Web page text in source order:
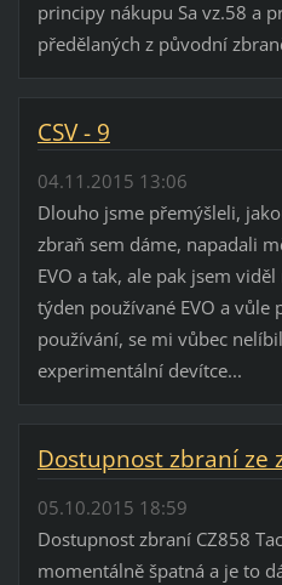
principy nákupu Sa vz.58 a
předělaných z původní
CSV - 9
04.11.2015 13:06
Dlouho jsme přemýšleli,
zbraň sem dáme, napadali
EVO a tak, ale pak jsem
týden používané EVO a vůle
používání, se mi vůbec
experimentální devítce...
Dostupnost zbraní ze
05.10.2015 18:59
Dostupnost zbraní CZ858
momentálně špatná a je to